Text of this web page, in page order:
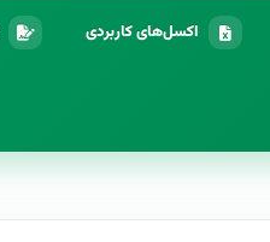
اکسل‌های کاربردی